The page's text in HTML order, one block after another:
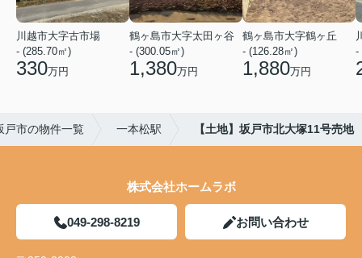
川越市大字古市場
- (285.70㎡)
330万円
鶴ヶ島市大字太田ヶ谷
- (300.05㎡)
1,380万円
鶴ヶ島市大字鶴ヶ丘
- (126.28㎡)
1,880万円
-
戸市の物件一覧 一本松駅 【土地】坂戸市北大塚11号売地
株式会社ホームラボ
049-298-8219 お問い合わせ